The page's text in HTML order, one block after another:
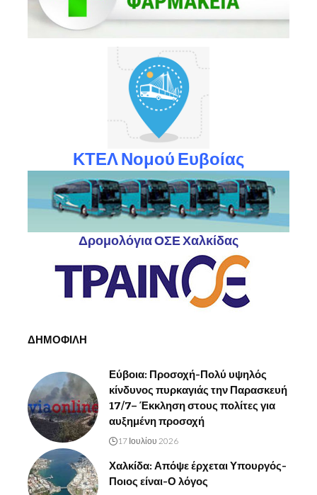
ΚΤΕΛ Νομού Ευβοίας
Δρομολόγια ΟΣΕ Χαλκίδας
ΔΗΜΟΦΙΛΗ
Εύβοια: Προσοχή-Πολύ υψηλός
κίνδυνος πυρκαγιάς την Παρασκευή
17/7– Έκκληση στους πολίτες για
αυξημένη προσοχή
17 Ιουλίου 2026
Χαλκίδα: Απόψε έρχεται Υπουργός-
Ποιος είναι-Ο λόγος